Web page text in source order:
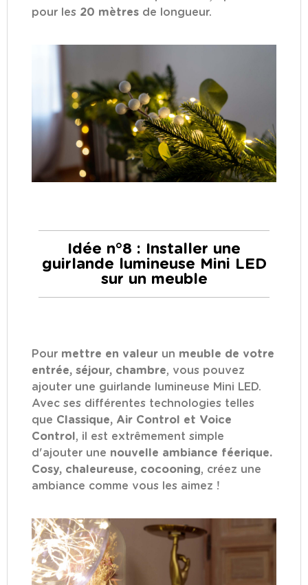
pour les 20 mètres de longueur.
Idée n°8 : Installer une
guirlande lumineuse Mini LED
sur un meuble
Pour mettre en valeur un meuble de votre
entrée, séjour, chambre, vous pouvez
ajouter une guirlande lumineuse Mini LED.
Avec ses différentes technologies telles
que Classique, Air Control et Voice
Control , il est extrêmement simple
d'ajouter une nouvelle ambiance féerique.
Cosy, chaleureuse, cocooning, créez une
ambiance comme vous les aimez !